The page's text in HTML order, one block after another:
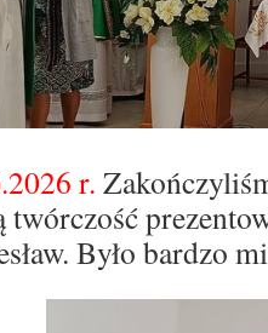
r.
twórczość
Było bardzo